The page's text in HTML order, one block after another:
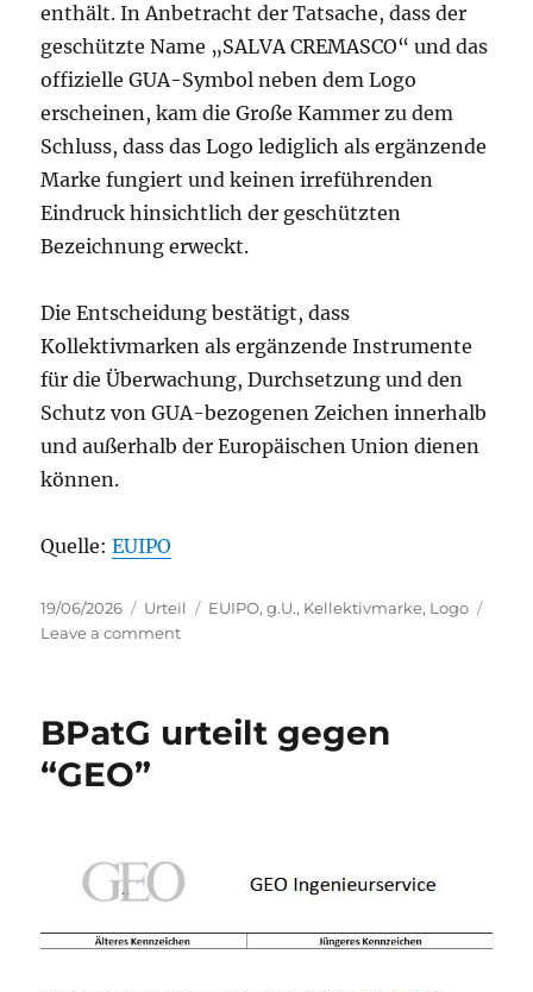
enthält. In Anbetracht der Tatsache, dass der
geschützte Name „SALVA CREMASCO“ und das
offizielle GUA-Symbol neben dem Logo
erscheinen, kam die Große Kammer zu dem
Schluss, dass das Logo lediglich als ergänzende
Marke fungiert und keinen irreführenden
Eindruck hinsichtlich der geschützten
Bezeichnung erweckt.
Die Entscheidung bestätigt, dass
Kollektivmarken als ergänzende Instrumente
für die Überwachung, Durchsetzung und den
Schutz von GUA-bezogenen Zeichen innerhalb
und außerhalb der Europäischen Union dienen
können.
Quelle:EUIPO
Posted
on
19/06/2026 Categories
Urteil Tags
EUIPO,g.U., Kellektivmarke, Logo
Leave a commenton
und
BPatG urteilt gegen
“GEO”